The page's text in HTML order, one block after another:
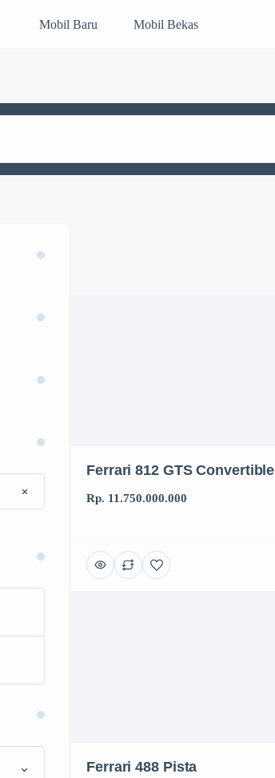
Mobil Baru Mobil Bekas
Ferrari 812 GTS Convertible
Rp. 11.750.000.000
Ferrari 488 Pista